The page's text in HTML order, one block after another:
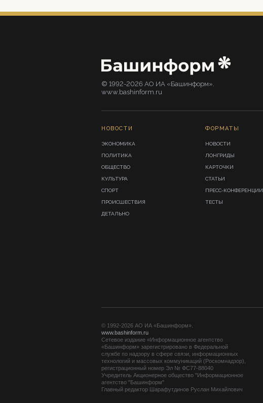
© 1992-2026 АО ИА «Башинформ».
www.bashinform.ru
НОВОСТИ
ЭКОНОМИКА
ПОЛИТИКА
ОБЩЕСТВО
КУЛЬТУРА
СПОРТ
ПРОИСШЕСТВИЯ
ДЕТАЛЬНО
ФОРМАТЫ
НОВОСТИ
ЛОНГРИДЫ
КАРТОЧКИ
СТАТЬИ
ПРЕСС-КОНФЕРЕНЦИИ
ТЕСТЫ
© 1992-2026 АО ИА «Башинформ».
www.bashinform.ru
Сетевое издание «Информационное агентство
«Башинформ» зарегистрировано в Федеральной
службе по надзору в сфере связи, информационных
технологий и массовых коммуникаций (Роскомнадзор),
регистрационный номер Эл № ФС77-88040
Учредитель Акционерное общество "Информационное
агентство "Башинформ"
Главный редактор Шарафутдинов Руслан Михайлович